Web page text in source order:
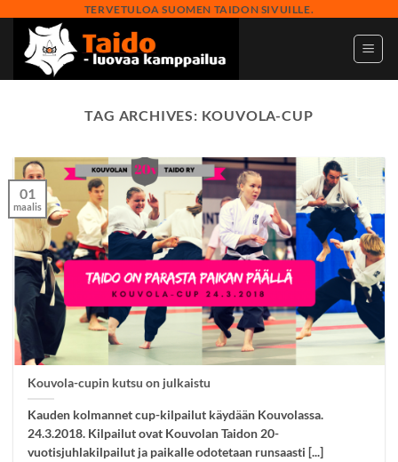
content
TERVETULOA SUOMEN TAIDON SIVUILLE.
TAG ARCHIVES: KOUVOLA-CUP
Kouvola-cupin kutsu on julkaistu
Kauden kolmannet cup-kilpailut käydään Kouvolassa.
24.3.2018. Kilpailut ovat Kouvolan Taidon 20-
vuotisjuhlakilpailut ja paikalle odotetaan runsaasti [...]
01
maalis